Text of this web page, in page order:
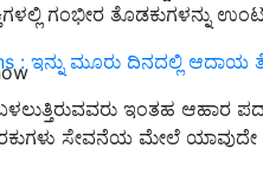
ಗಂಭೀರ ತೊಡಕುಗಳನ್ನು
: ಇನ್ನು ಮೂರು ದಿನದಲ್ಲಿ ಆದಾಯ
ಇಂತಹ ಆಹಾರ
ಸೇವನೆಯ ಮೇಲೆ ಯಾವುದೇ